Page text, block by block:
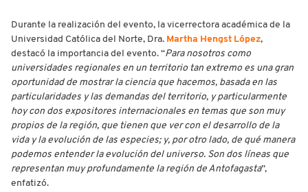
Durante la realización del evento, la vicerrectora académica de la
Universidad Católica del Norte, Dra. Martha Hengst López,
destacó la importancia del evento. “Para nosotros como
universidades regionales en un territorio tan extremo es una gran
oportunidad de mostrar la ciencia que hacemos, basada en las
particularidades y las demandas del territorio, y particularmente
hoy con dos expositores internacionales en temas que son muy
propios de la región, que tienen que ver con el desarrollo de la
vida y la evolución de las especies; y, por otro lado, de qué manera
podemos entender la evolución del universo. Son dos líneas que
representan muy profundamente la región de Antofagasta”,
enfatizó.